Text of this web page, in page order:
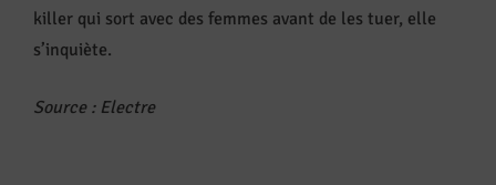
killer qui sort avec des femmes avant de les tuer, elle
s’inquiète.
Source : Electre